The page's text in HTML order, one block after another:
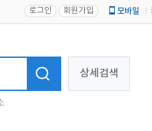
로그인 회원가입 모바일
상세검색